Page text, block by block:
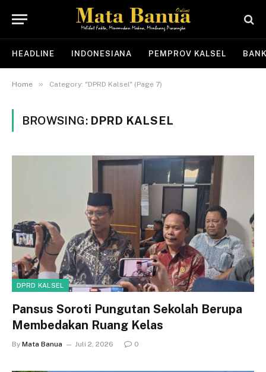
HEADLINE INDONESIANA PEMPROV KALSEL
Home » Category: "DPRD Kalsel" (Page 7)
BROWSING: DPRD KALSEL
DPRD KALSEL
Pansus Soroti Pungutan Sekolah Berupa
Membedakan Ruang Kelas
By Mata Banua Juli 2, 2026 0